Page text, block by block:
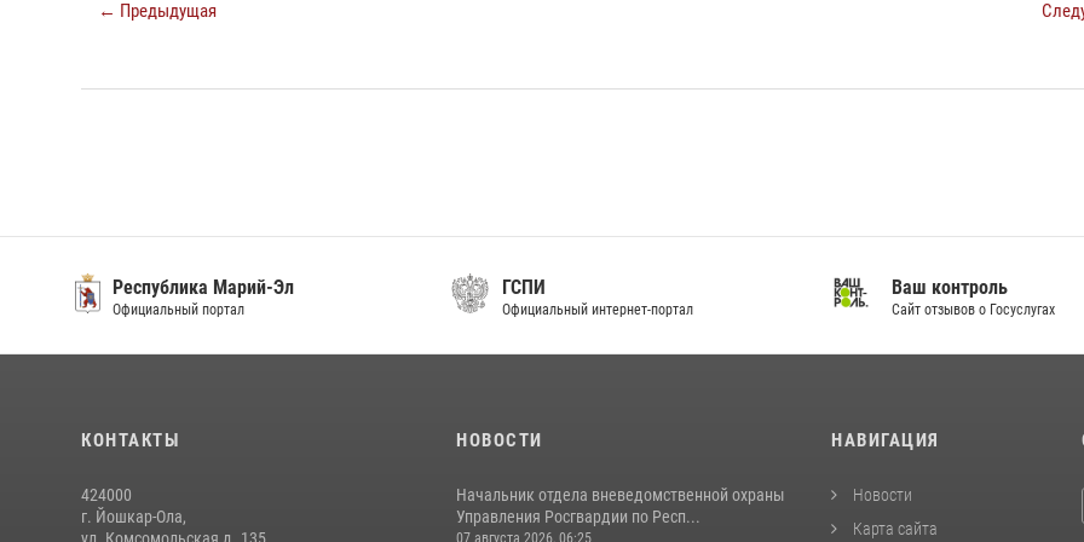
← Предыдущая
Республика Марий-Эл
Официальный портал
ГСПИ
Официальный интернет-портал
Ваш контроль
Сайт отзывов о Госуслугах
КОНТАКТЫ
424000
г. Йошкар-Ола,
НОВОСТИ
Начальник отдела вневедомственной охраны
Управления Росгвардии по Респ...
07 августа 2026, 06:25
НАВИГАЦИЯ
Новости
Карта сайта